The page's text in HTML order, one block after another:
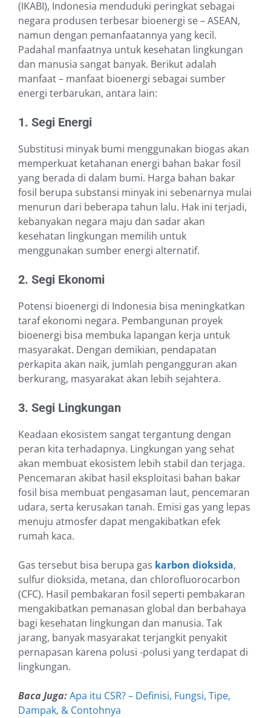
(IKABI), Indonesia menduduki peringkat sebagai
negara produsen terbesar bioenergi se – ASEAN,
namun dengan pemanfaatannya yang kecil.
Padahal manfaatnya untuk kesehatan lingkungan
dan manusia sangat banyak. Berikut adalah
manfaat – manfaat bioenergi sebagai sumber
energi terbarukan, antara lain:
1. Segi Energi
Substitusi minyak bumi menggunakan biogas akan
memperkuat ketahanan energi bahan bakar fosil
yang berada di dalam bumi. Harga bahan bakar
fosil berupa substansi minyak ini sebenarnya mulai
menurun dari beberapa tahun lalu. Hak ini terjadi,
kebanyakan negara maju dan sadar akan
kesehatan lingkungan memilih untuk
menggunakan sumber energi alternatif.
2. Segi Ekonomi
Potensi bioenergi di Indonesia bisa meningkatkan
taraf ekonomi negara. Pembangunan proyek
bioenergi bisa membuka lapangan kerja untuk
masyarakat. Dengan demikian, pendapatan
perkapita akan naik, jumlah pengangguran akan
berkurang, masyarakat akan lebih sejahtera.
3. Segi Lingkungan
Keadaan ekosistem sangat tergantung dengan
peran kita terhadapnya. Lingkungan yang sehat
akan membuat ekosistem lebih stabil dan terjaga.
Pencemaran akibat hasil eksploitasi bahan bakar
fosil bisa membuat pengasaman laut, pencemaran
udara, serta kerusakan tanah. Emisi gas yang lepas
menuju atmosfer dapat mengakibatkan efek
rumah kaca.
Gas tersebut bisa berupa gas karbon dioksida,
sulfur dioksida, metana, dan chlorofluorocarbon
(CFC). Hasil pembakaran fosil seperti pembakaran
mengakibatkan pemanasan global dan berbahaya
bagi kesehatan lingkungan dan manusia. Tak
jarang, banyak masyarakat terjangkit penyakit
pernapasan karena polusi -polusi yang terdapat di
lingkungan.
Baca Juga:Apa itu CSR? – Definisi, Fungsi, Tipe,
Dampak, & Contohnya